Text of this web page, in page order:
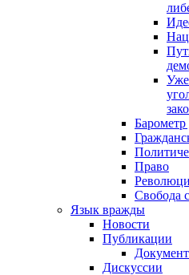
Барометр
Право
Свобода
Язык вражды
Новости
Публикации
Дискуссии